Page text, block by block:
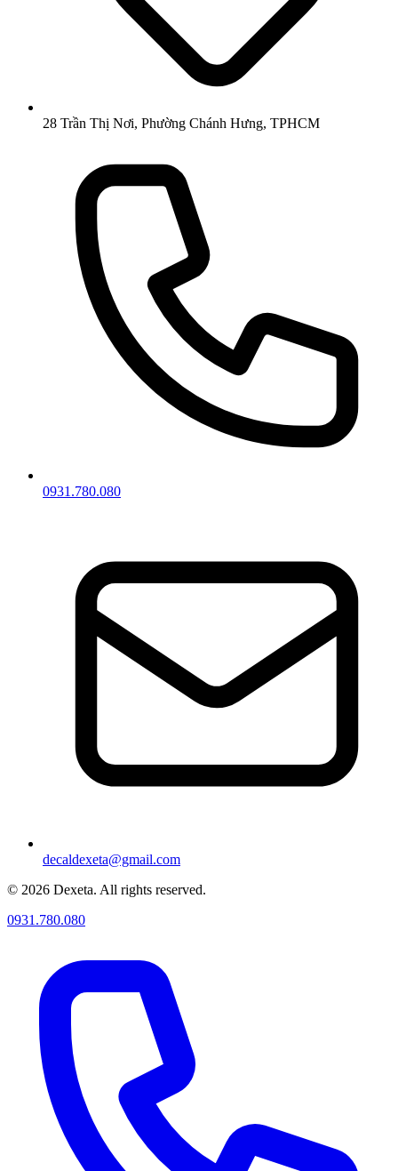
28 Trần Thị Nơi, Phường Chánh Hưng, TPHCM
0931.780.080
decaldexeta@gmail.com
© 2026 Dexeta. All rights reserved.
0931.780.080